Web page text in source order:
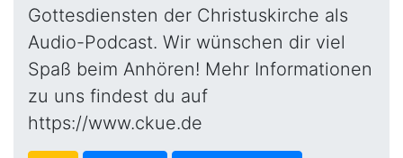
Gottesdiensten der Christuskirche als
Audio-Podcast. Wir wünschen dir viel
Spaß beim Anhören! Mehr Informationen
zu uns findest du auf
https://www.ckue.de